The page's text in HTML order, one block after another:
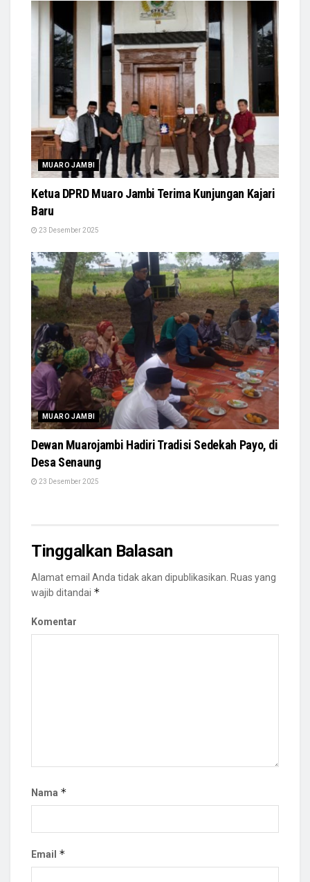
MUARO JAMBI
Ketua DPRD Muaro Jambi Terima Kunjungan Kajari
Baru
23 Desember 2025
MUARO JAMBI
Dewan Muarojambi Hadiri Tradisi Sedekah Payo, di
Desa Senaung
23 Desember 2025
Tinggalkan Balasan
Alamat email Anda tidak akan dipublikasikan. Ruas yang
wajib ditandai *
Komentar
Nama *
Email *